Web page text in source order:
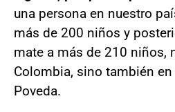
una persona en nuestro
más de 200 niños y
mate a más de 210 niños,
Colombia, sino también
Poveda.